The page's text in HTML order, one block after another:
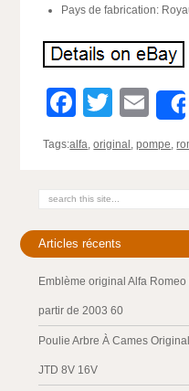
Pays de fabrication:
Tags:alfa,original ,pompe,
Articles récents
Emblème original Alfa
partir de 2003 60
Poulie Arbre À Cames
JTD 8V 16V